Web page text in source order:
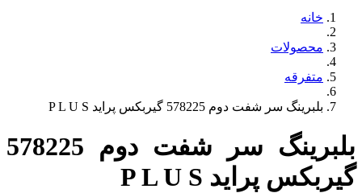
خانه
محصولات
متفرقه
بلبرینگ سر شفت دوم 578225 گیربکس پراید P L U S
بلبرینگ سر شفت دوم 578225
گیربکس پراید P L U S